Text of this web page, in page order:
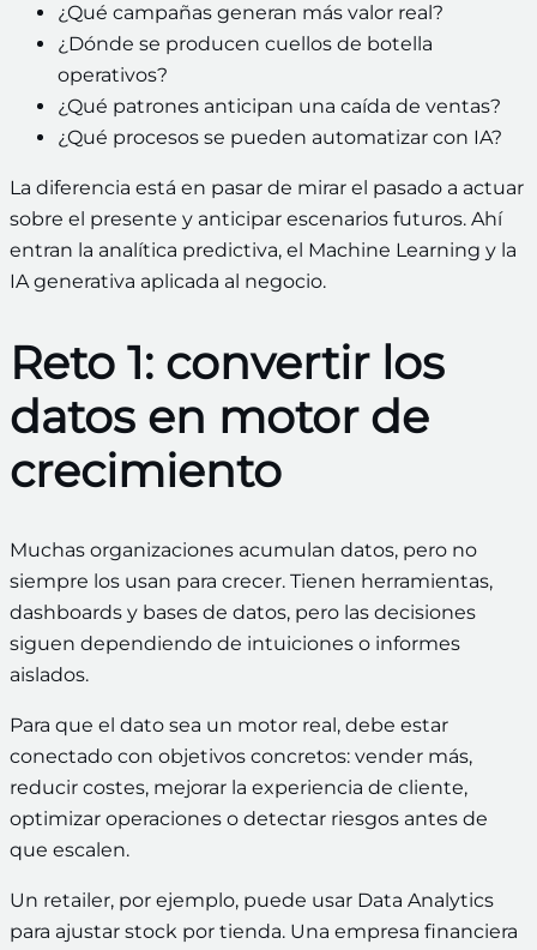
¿Qué campañas generan más valor real?
¿Dónde se producen cuellos de botella
operativos?
¿Qué patrones anticipan una caída de ventas?
¿Qué procesos se pueden automatizar con IA?
La diferencia está en pasar de mirar el pasado a actuar
sobre el presente y anticipar escenarios futuros. Ahí
entran la analítica predictiva, el Machine Learning y la
IA generativa aplicada al negocio.
Reto 1: convertir los
datos en motor de
crecimiento
Muchas organizaciones acumulan datos, pero no
siempre los usan para crecer. Tienen herramientas,
dashboards y bases de datos, pero las decisiones
siguen dependiendo de intuiciones o informes
aislados.
Para que el dato sea un motor real, debe estar
conectado con objetivos concretos: vender más,
reducir costes, mejorar la experiencia de cliente,
optimizar operaciones o detectar riesgos antes de
que escalen.
Un retailer, por ejemplo, puede usar Data Analytics
para ajustar stock por tienda. Una empresa financiera